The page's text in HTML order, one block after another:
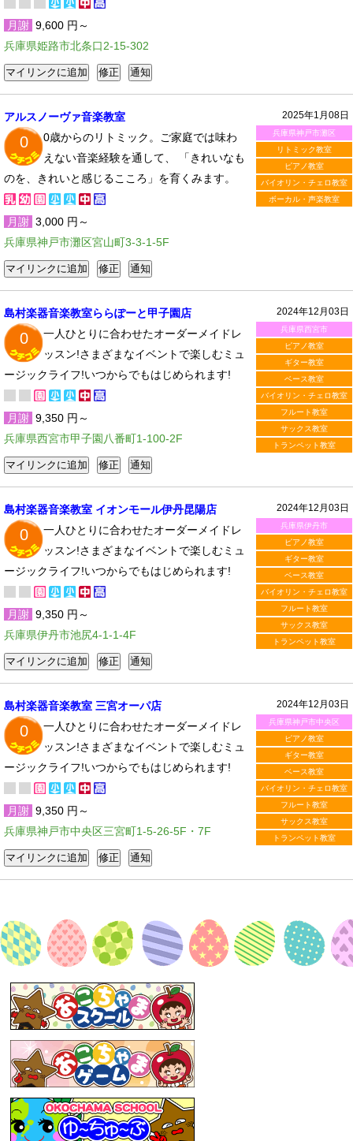
月謝 9,600 円～
兵庫県姫路市北条口2-15-302
2025年1月08日
兵庫県神戸市灘区
リトミック教室
ピアノ教室
バイオリン・チェロ教室
ボーカル・声楽教室
アルスノーヴァ音楽教室
0
0歳からのリトミック。ご家庭では味わ
えない音楽経験を通して、 「きれいなも
のを、きれいと感じるこころ」を育くみます。
月謝 3,000 円～
兵庫県神戸市灘区宮山町3-3-1-5F
2024年12月03日
兵庫県西宮市
ピアノ教室
ギター教室
ベース教室
バイオリン・チェロ教室
フルート教室
サックス教室
トランペット教室
島村楽器音楽教室ららぽーと甲子園店
0
一人ひとりに合わせたオーダーメイドレ
ッスン!さまざまなイベントで楽しむミュ
ージックライフ!いつからでもはじめられます!
月謝 9,350 円～
兵庫県西宮市甲子園八番町1-100-2F
2024年12月03日
兵庫県伊丹市
ピアノ教室
ギター教室
ベース教室
バイオリン・チェロ教室
フルート教室
サックス教室
トランペット教室
島村楽器音楽教室 イオンモール伊丹昆陽店
0
一人ひとりに合わせたオーダーメイドレ
ッスン!さまざまなイベントで楽しむミュ
ージックライフ!いつからでもはじめられます!
月謝 9,350 円～
兵庫県伊丹市池尻4-1-1-4F
2024年12月03日
兵庫県神戸市中央区
ピアノ教室
ギター教室
ベース教室
バイオリン・チェロ教室
フルート教室
サックス教室
トランペット教室
島村楽器音楽教室 三宮オーパ店
0
一人ひとりに合わせたオーダーメイドレ
ッスン!さまざまなイベントで楽しむミュ
ージックライフ!いつからでもはじめられます!
月謝 9,350 円～
兵庫県神戸市中央区三宮町1-5-26-5F・7F